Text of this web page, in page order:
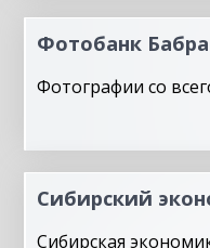
Фотобанк Бабра
Фотографии со
Сибирский
Сибирская